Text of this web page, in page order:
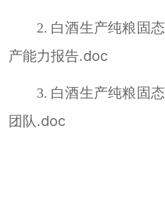
2. 白酒生产纯粮 固态
产能力报告.doc
3. 白酒生产纯粮 固态
团队.doc